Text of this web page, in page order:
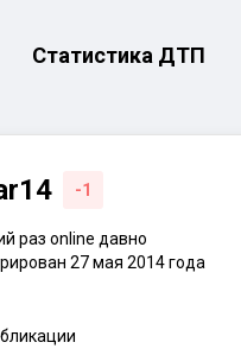
Статистика ДТП
-1
раз online давно
27 мая 2014 года